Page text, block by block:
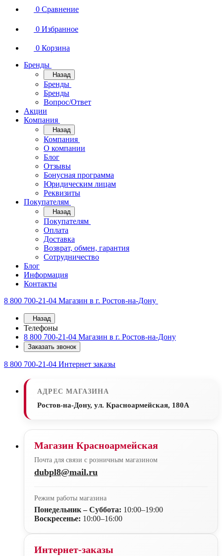
0 Сравнение
0 Избранное
0 Корзина
Бренды
Назад
Бренды
Бренды
Вопрос/Ответ
Акции
Компания
Назад
Компания
О компании
Блог
Отзывы
Бонусная программа
Юридическим лицам
Реквизиты
Покупателям
Назад
Покупателям
Оплата
Доставка
Возврат, обмен, гарантия
Сотрудничество
Блог
Информация
Контакты
8 800 700-21-04 Магазин в г. Ростов-на-Дону
Назад
Телефоны
8 800 700-21-04 Магазин в г. Ростов-на-Дону
Заказать звонок
8 800 700-21-04 Интернет заказы
АДРЕС МАГАЗИНА
Ростов-на-Дону, ул. Красноармейская, 180А
Магазин Красноармейская
Почта для связи с розничным магазином
dubpl8@mail.ru
Режим работы магазина
Понедельник – Суббота: 10:00–19:00
Воскресенье: 10:00–16:00
Интернет-заказы